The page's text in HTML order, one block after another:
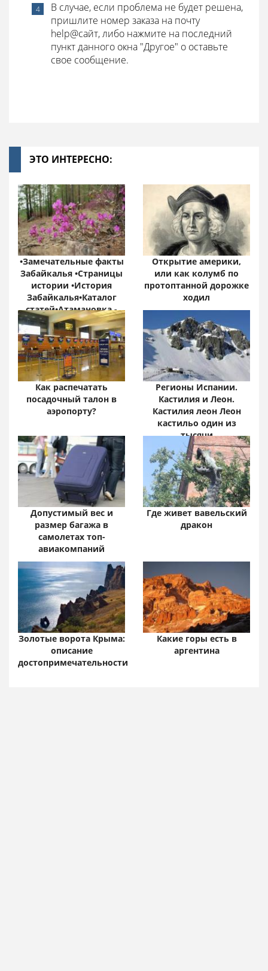
В случае, если проблема не будет решена,
пришлите номер заказа на почту
help@сайт, либо нажмите на последний
пункт данного окна "Другое" о оставьте
свое сообщение.
ЭТО ИНТЕРЕСНО:
•Замечательные факты
Забайкалья •Страницы
истории •История
Забайкалья•Каталог
статей•Атамановка -
Онлайн•
Забайкальский край:
цифры и факты
Открытие америки,
или как колумб по
протоптанной дорожке
ходил
Как распечатать
посадочный талон в
аэропорту?
Регионы Испании.
Кастилия и Леон.
Кастилия леон Леон
кастильо один из
тысячи
Допустимый вес и
размер багажа в
самолетах топ-
авиакомпаний
Где живет вавельский
дракон
Золотые ворота Крыма:
описание
достопримечательности
Какие горы есть в
аргентина